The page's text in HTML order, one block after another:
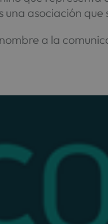
una asociación
a la